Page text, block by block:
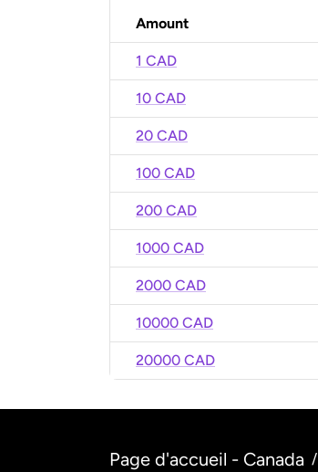
Amount
1 CAD
10 CAD
20 CAD
100 CAD
200 CAD
1000 CAD
2000 CAD
10000 CAD
20000 CAD
Page d'accueil - Canada /